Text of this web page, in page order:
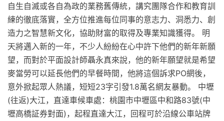
自生自滅或各自為政的業務舊傳統，講究團隊合作和教育訓
練的徹底落實，全方位推進每位同事的意志力、洞悉力、創
造力之智慧新文化，協助財富的取得及專業知識獲得。 明
天將邁入新的一年，不少人紛紛在心中許下他們的新年新願
望，而對於平面設計師聶永真來說，他的新年願望就是希望
麥當勞可以延長他們的早餐時間，他將這個訴求PO網後，
意外掀起眾人熱議，短短23字引發1.8萬名網友暴動。 中壢
(往返)大江，直達車候車處：桃園市中壢區中和路83號(中
壢高橋証券對面)，起程直達大江，回程可於沿線公車站牌